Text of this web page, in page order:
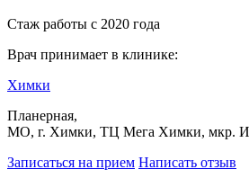
Стаж работы с 2020 года
Врач принимает в клинике:
Химки
Планерная,
МО, г. Химки, ТЦ Мега Химки, мкр.
Записаться на прием Написать отзыв